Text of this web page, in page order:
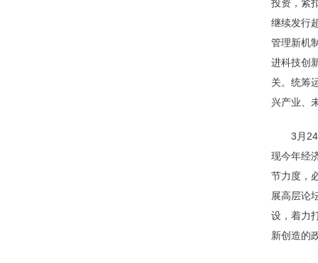
投资，紧
继续发行
管理新机
进科技创
关。统筹
兴产业、
3月
现今年经
节力度，
展高层论
设，着力
新创造的